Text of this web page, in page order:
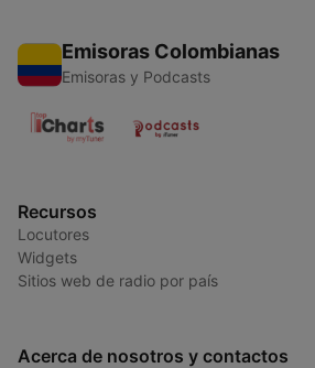
Emisoras Colombianas
Emisoras y Podcasts
Recursos
Locutores
Widgets
Sitios web de radio por país
Acerca de nosotros y contactos